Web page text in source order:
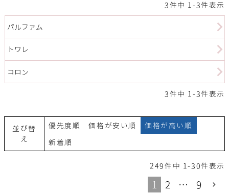
3 件中 1 - 3件表示
パルファム
トワレ
コロン
3 件中 1 - 3件表示
並び替
え
優先度順 価格が安い順 価格が高い順
新着順
249 件中 1- 30件表示
1 2 … 9